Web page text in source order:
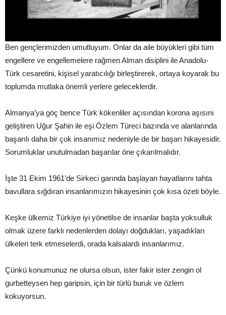
Ben gençlerimizden umutluyum. Onlar da aile büyükleri gibi tüm
engellere ve engellemelere rağmen Alman disiplini ile Anadolu-
Türk cesaretini, kişisel yaratıcılığı birleştirerek, ortaya koyarak bu
toplumda mutlaka önemli yerlere geleceklerdir.
Almanya’ya göç bence Türk kökenliler açısından korona aşısını
geliştiren Uğur Şahin ile eşi Özlem Türeci bazında ve alanlarında
başarılı daha bir çok insanımız nedeniyle de bir başarı hikayesidir.
Sorumluklar unutulmadan başarılar öne çıkarılmalıdır.
İşte 31 Ekim 1961’de Sirkeci garında başlayan hayatlarını tahta
bavullara sığdıran insanlarımızın hikayesinin çok kısa özeti böyle.
Keşke ülkemiz Türkiye iyi yönetilse de insanlar başta yoksulluk
olmak üzere farklı nedenlerden dolayı doğdukları, yaşadıkları
ülkeleri terk etmeselerdi, orada kalsalardı insanlarımız.
Çünkü konumunuz ne olursa olsun, ister fakir ister zengin ol
gurbetteysen hep garipsin, için bir türlü buruk ve özlem
kokuyorsun.